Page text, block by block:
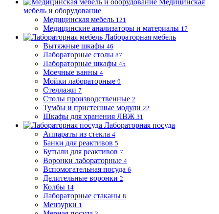
Медицинская
мебель и оборудование
Медицинская мебель 121
Медицинские анализаторы и материалы 17
Лабораторная мебель
Вытяжные шкафы 46
Лабораторные столы 87
Лабораторные шкафы 45
Моечные ванны 4
Мойки лабораторные 9
Стеллажи 7
Столы производственные 2
Тумбы и пристенные модули 22
Шкафы для хранения ЛВЖ 31
Лабораторная посуда
Аппараты из стекла 4
Банки для реактивов 5
Бутыли для реактивов 7
Воронки лабораторные 4
Вспомогательная посуда 6
Делительные воронки 2
Колбы 14
Лабораторные стаканы 8
Мензурки 1